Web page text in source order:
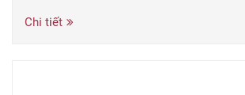
Chi tiết